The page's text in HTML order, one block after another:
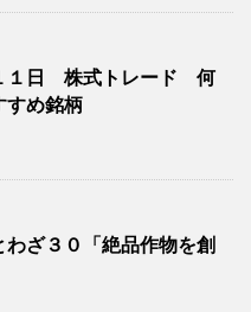
１日 株式トレード 何
すめ銘柄
ざ３０「絶品作物を創